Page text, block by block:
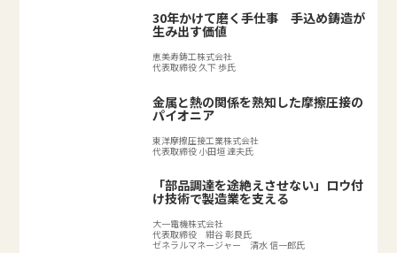
30年かけて磨く手仕事 手込め鋳造が
生み出す価値
恵美寿鋳工株式会社
代表取締役 久下 歩氏
金属と熱の関係を熟知した摩擦圧接の
パイオニア
東洋摩擦圧接工業株式会社
代表取締役 小田垣 達夫氏
「部品調達を途絶えさせない」ロウ付
け技術で製造業を支える
大一電機株式会社
代表取締役 紺谷 彰良氏
ゼネラルマネージャー 清水 信一郎氏